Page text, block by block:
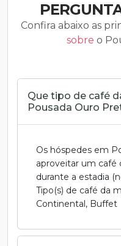
Confira abaixo as
sobre o
Que tipo de café
Pousada Ouro
Os hóspedes em
aproveitar um café
durante a estadia
Tipo(s) de café da
Continental, Buffet